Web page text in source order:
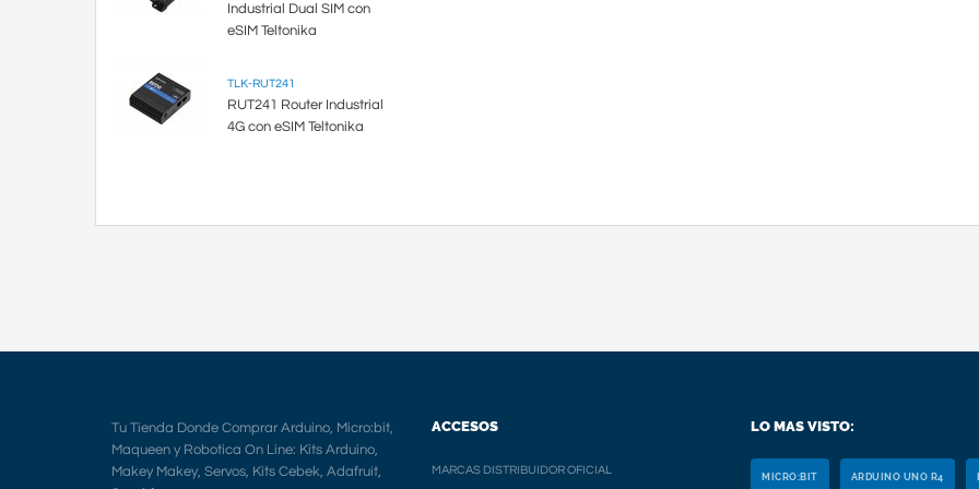
Industrial Dual SIM con
eSIM Teltonika
TLK-RUT241
RUT241 Router Industrial
4G con eSIM Teltonika
Tu Tienda Donde Comprar Arduino, Micro:bit,
Maqueen y Robotica On Line: Kits Arduino,
Makey Makey, Servos, Kits Cebek, Adafruit,
ACCESOS
MARCAS DISTRIBUIDOR OFICIAL
LO MAS VISTO:
MICRO:BIT ARDUINO UNO R4